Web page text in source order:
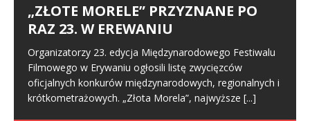
„ZŁOTE MORELE” PRZYZNANE PO
RAZ 23. W EREWANIU
Organizatorzy 23. edycja Międzynarodowego Festiwalu
Filmowego w Erywaniu ogłosili listę zwycięzców
oficjalnych konkurów międzynarodowych, regionalnych i
krótkometrażowych. „Złota Morela”, najwyższe [...]